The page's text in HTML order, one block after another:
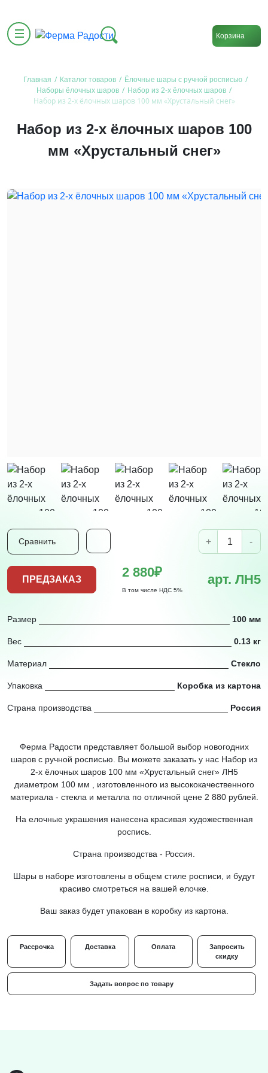
Корзина
Главная / Каталог товаров / Ёлочные шары с ручной росписью /
Наборы ёлочных шаров / Набор из 2-х ёлочных шаров /
Набор из 2-х ёлочных шаров 100 мм «Хрустальный снег»
Набор из 2-х ёлочных шаров 100
мм «Хрустальный снег»
Сравнить + -
ПРЕДЗАКАЗ 2 880₽
В том числе НДС 5%
арт. ЛН5
Размер 100 мм
Вес 0.13 кг
Материал Стекло
Упаковка Коробка из картона
Страна производства Россия
Ферма Радости представляет большой выбор новогодних
шаров с ручной росписью. Вы можете заказать у нас Набор из
2-х ёлочных шаров 100 мм «Хрустальный снег» ЛН5
диаметром 100 мм , изготовленного из высококачественного
материала - стекла и металла по отличной цене 2 880 рублей.
На елочные украшения нанесена красивая художественная
роспись.
Страна производства - Россия.
Шары в наборе изготовлены в общем стиле росписи, и будут
красиво смотреться на вашей елочке.
Ваш заказ будет упакован в коробку из картона.
Рассрочка Доставка Оплата
Запросить
скидку
Задать вопрос по товару